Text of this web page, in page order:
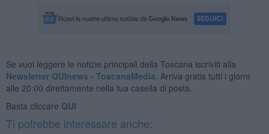
Se vuoi leggere le notizie principali della Toscana iscriviti alla
Newsletter QUInews - ToscanaMedia. Arriva gratis tutti i giorni
alle 20:00 direttamente nella tua casella di posta.
Basta cliccare QUI
Ti potrebbe interessare anche: